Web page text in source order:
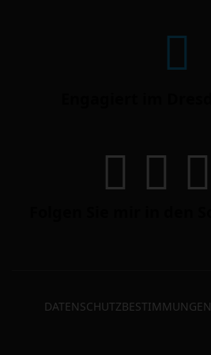
DATENSCHUTZBESTIMMUNGEN